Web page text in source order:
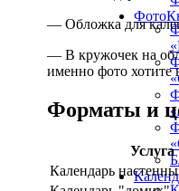
— Обложка для
— В кружочек на
именно фото хотите
Форматы и
Услуга
Календарь